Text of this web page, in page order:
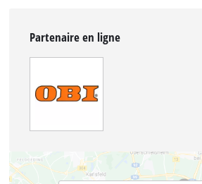
Partenaire en ligne